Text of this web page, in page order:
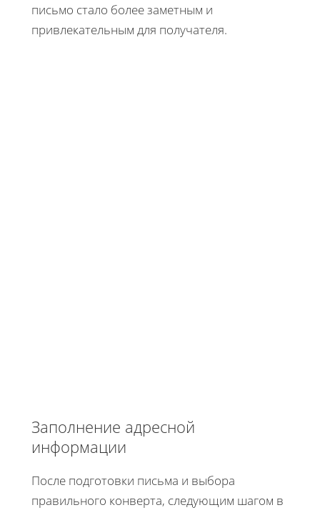
письмо стало более заметным и
привлекательным для получателя.
Заполнение адресной
информации
После подготовки письма и выбора
правильного конверта, следующим шагом в